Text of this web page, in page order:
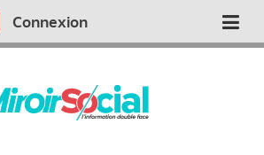
Connexion